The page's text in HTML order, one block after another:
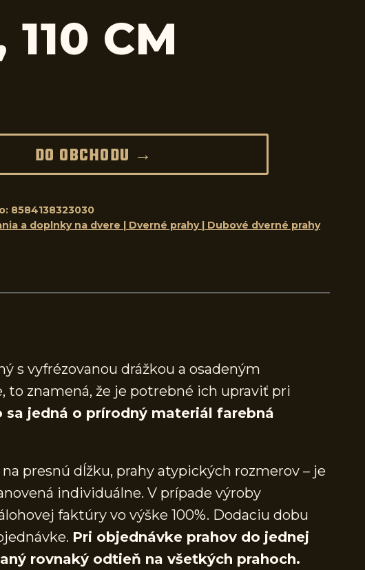
110 CM
DO OBCHODU →
8584138323030
a doplnky na dvere | Dverné prahy | Dubové dverné prahy
s vyfrézovanou drážkou a osadeným
to znamená, že je potrebné ich upraviť pri
sa jedná o prírodný materiál farebná
presnú dĺžku, prahy atypických rozmerov – je
individuálne. V prípade výroby
faktúry vo výške 100%. Dodaciu dobu
Pri objednávke prahov do jednej
rovnaký odtieň na všetkých prahoch.